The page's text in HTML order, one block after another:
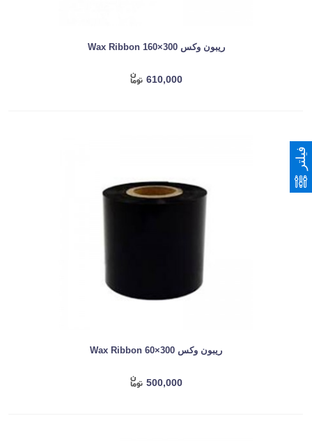
ریبون وکس Wax Ribbon 160×300
610,000
ریبون وکس Wax Ribbon 60×300
500,000
فیلتر